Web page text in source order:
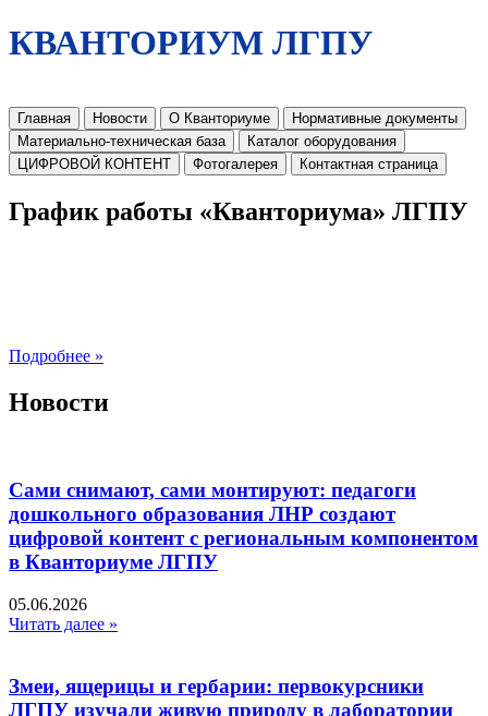
КВАНТОРИУМ ЛГПУ
Главная Новости О Кванториуме
Нормативные документы
Материально-техническая база
Каталог оборудования
ЦИФРОВОЙ КОНТЕНТ
Фотогалерея Контактная страница
График работы «Кванториума» ЛГПУ
Подробнее »
Новости
Сами снимают, сами монтируют: педагоги
дошкольного образования ЛНР создают
цифровой контент с региональным компонентом
в Кванториуме ЛГПУ​
05.06.2026
Читать далее »
Змеи, ящерицы и гербарии: первокурсники
ЛГПУ изучали живую природу в лаборатории